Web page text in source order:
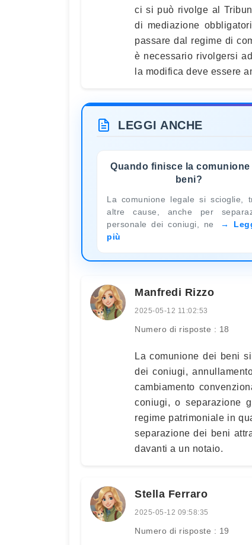
ci si può rivolge al
di mediazione
passare dal regime di
è necessario rivolgersi
la modifica deve essere
LEGGI ANCHE
Quando finisce la comunione
beni?
La comunione legale si scioglie,
altre cause, anche per
personale dei coniugi, ne
più
Manfredi Rizzo
2025-05-12 11:02:53
Numero di risposte : 18
La comunione dei beni
dei coniugi,
cambiamento
coniugi, o separazione
regime patrimoniale in
separazione dei beni
davanti a un notaio.
Stella Ferraro
2025-05-12 09:58:35
Numero di risposte : 19